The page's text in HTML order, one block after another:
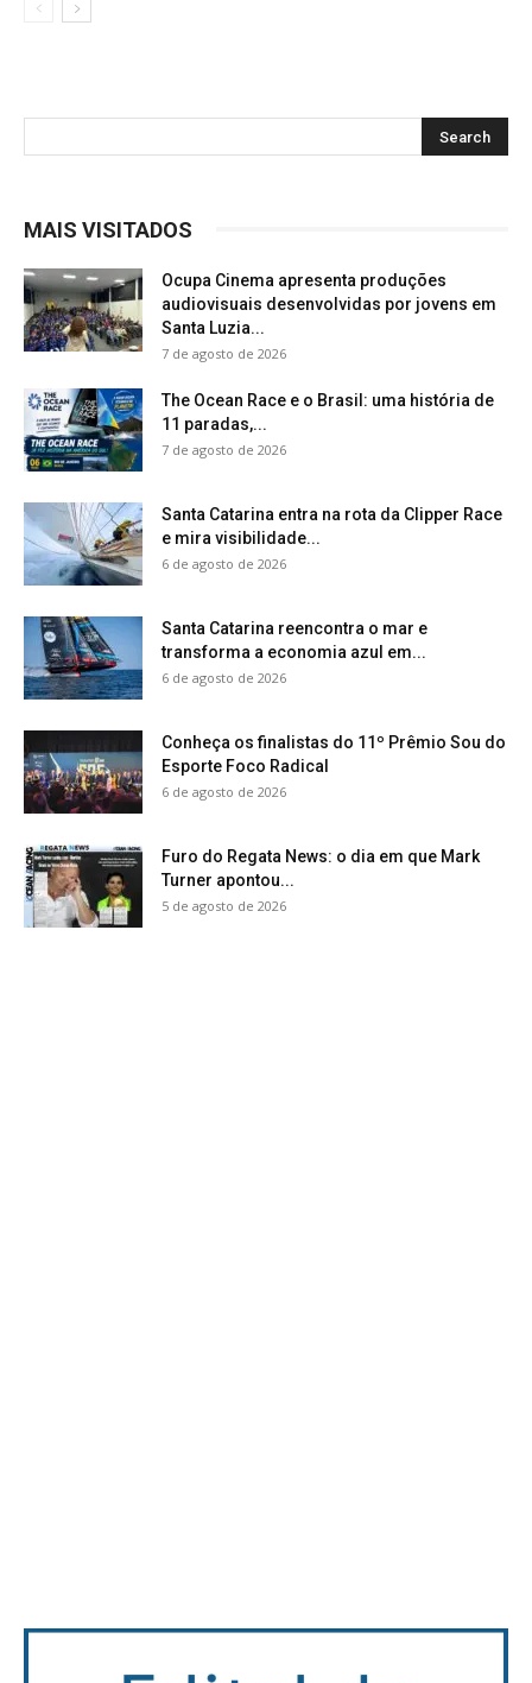
MAIS VISITADOS
Ocupa Cinema apresenta produções
audiovisuais desenvolvidas por jovens em
Santa Luzia...
7 de agosto de 2026
The Ocean Race e o Brasil: uma história de
11 paradas,...
7 de agosto de 2026
Santa Catarina entra na rota da Clipper Race
e mira visibilidade...
6 de agosto de 2026
Santa Catarina reencontra o mar e
transforma a economia azul em...
6 de agosto de 2026
Conheça os finalistas do 11º Prêmio Sou do
Esporte Foco Radical
6 de agosto de 2026
Furo do Regata News: o dia em que Mark
Turner apontou...
5 de agosto de 2026